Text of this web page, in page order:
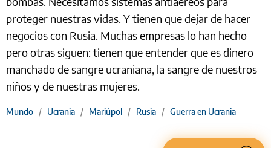
proteger nuestras vidas. Y tienen que dejar de hacer
negocios con Rusia. Muchas empresas lo han hecho
pero otras siguen: tienen que entender que es dinero
manchado de sangre ucraniana, la sangre de nuestros
niños y de nuestras mujeres.
Mundo / Ucrania / Mariúpol / Rusia / Guerra en Ucrania